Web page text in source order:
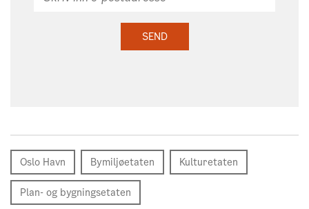
SEND
Oslo Havn Bymiljøetaten Kulturetaten
Plan- og bygningsetaten